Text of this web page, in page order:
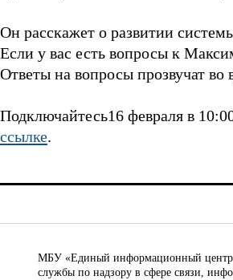
Он расскажет о развитии
Если у вас есть вопросы к
Ответы на вопросы прозвучат во
Подключайтесь16 февраля в
ссылке.
МБУ «Единый информационный центр
службы по надзору в сфере связи,